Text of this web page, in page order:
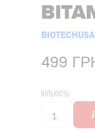
BIOTECHUSA
499
КІЛЬКІСТЬ: